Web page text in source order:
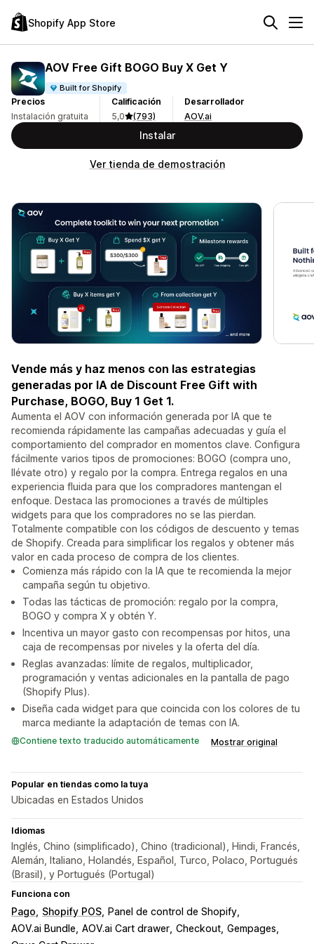
Shopify App Store
AOV Free Gift BOGO Buy X Get Y
Built for Shopify
Precios
Instalación gratuita
Calificación
5,0
(793)
Desarrollador
AOV.ai
Instalar
Ver tienda de demostración
Vende más y haz menos con las estrategias
generadas por IA de Discount Free Gift with
Purchase, BOGO, Buy 1 Get 1.
Aumenta el AOV con información generada por IA que te
recomienda rápidamente las campañas adecuadas y guía el
comportamiento del comprador en momentos clave. Configura
fácilmente varios tipos de promociones: BOGO (compra uno,
llévate otro) y regalo por la compra. Entrega regalos en una
experiencia fluida para que los compradores mantengan el
enfoque. Destaca las promociones a través de múltiples
widgets para que los compradores no se las pierdan.
Totalmente compatible con los códigos de descuento y temas
de Shopify. Creada para simplificar los regalos y obtener más
valor en cada proceso de compra de los clientes.
Comienza más rápido con la IA que te recomienda la mejor
campaña según tu objetivo.
Todas las tácticas de promoción: regalo por la compra,
BOGO y compra X y obtén Y.
Incentiva un mayor gasto con recompensas por hitos, una
caja de recompensas por niveles y la oferta del día.
Reglas avanzadas: límite de regalos, multiplicador,
programación y ventas adicionales en la pantalla de pago
(Shopify Plus).
Diseña cada widget para que coincida con los colores de tu
marca mediante la adaptación de temas con IA.
Contiene texto traducido automáticamente Mostrar original
Popular en tiendas como la tuya
Ubicadas en Estados Unidos
Idiomas
Inglés, Chino (simplificado), Chino (tradicional), Hindi, Francés,
Alemán, Italiano, Holandés, Español, Turco, Polaco, Portugués
(Brasil), y Portugués (Portugal)
Funciona con
Pago Shopify POS
Panel de control de Shopify
AOV.ai Bundle AOV.ai Cart drawer Checkout Gempages